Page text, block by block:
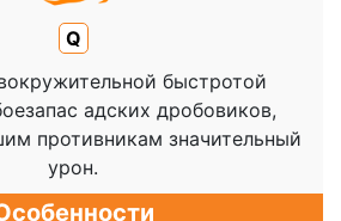
Q
быстротой
адских дробовиков,
противникам значительный
урон.